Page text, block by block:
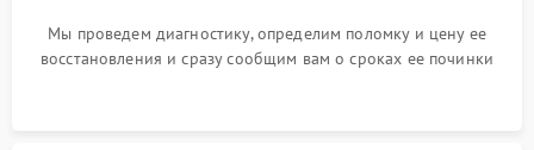
Мы проведем диагностику, определим поломку и цену ее
восстановления и сразу сообщим вам о сроках ее починки